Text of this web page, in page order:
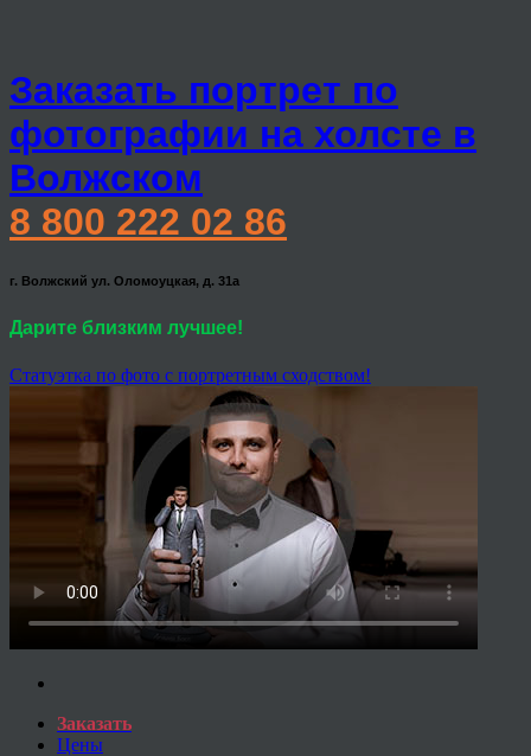
Заказать портрет по
фотографии на холсте в
Волжском
8 800 222 02 86
г. Волжский ул. Оломоуцкая, д. 31а
Дарите близким лучшее!
Статуэтка по фото с портретным сходством!
Заказать
Цены